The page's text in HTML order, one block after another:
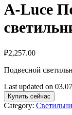
A-Luce
₽2,257.00
Подвесной
Last updated on
Купить сейчас
Category: